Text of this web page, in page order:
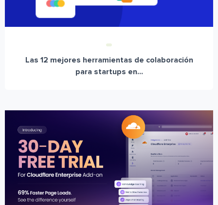
Las 12 mejores herramientas de colaboración
para startups en...